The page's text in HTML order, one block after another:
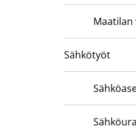
Maatilan
Sähkötyöt